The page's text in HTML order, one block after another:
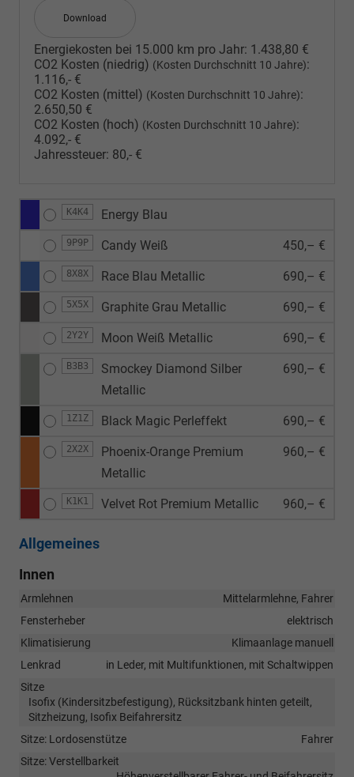
Download
Energiekosten bei 15.000 km pro Jahr: 1.438,80 €
CO2 Kosten (niedrig) (Kosten Durchschnitt 10 Jahre):
1.116,- €
CO2 Kosten (mittel) (Kosten Durchschnitt 10 Jahre):
2.650,50 €
CO2 Kosten (hoch) (Kosten Durchschnitt 10 Jahre):
4.092,- €
Jahressteuer: 80,- €
K4K4 Energy Blau
9P9P Candy Weiß 450,– €
8X8X Race Blau Metallic 690,– €
5X5X Graphite Grau Metallic 690,– €
2Y2Y Moon Weiß Metallic 690,– €
B3B3
Smockey Diamond Silber
Metallic
690,– €
1Z1Z Black Magic Perleffekt 690,– €
2X2X
Phoenix-Orange Premium
Metallic
960,– €
K1K1 Velvet Rot Premium Metallic 960,– €
Allgemeines
Innen
Armlehnen
Mittelarmlehne, Fahrer
Fensterheber
elektrisch
Klimatisierung
Klimaanlage manuell
Lenkrad
in Leder, mit Multifunktionen, mit Schaltwippen
Sitze
Isofix (Kindersitzbefestigung), Rücksitzbank hinten geteilt,
Sitzheizung, Isofix Beifahrersitz
Sitze: Lordosenstütze
Fahrer
Sitze: Verstellbarkeit